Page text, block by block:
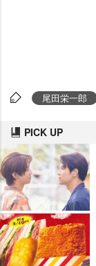
尾田栄一郎
PICK UP